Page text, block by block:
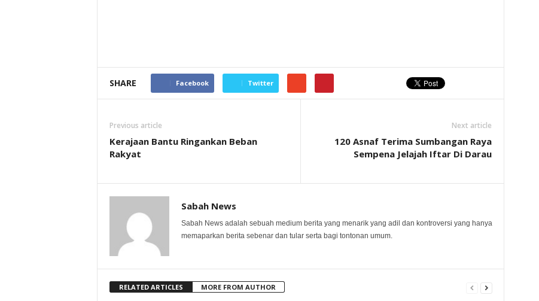
SHARE Facebook Twitter
Previous article
Kerajaan Bantu Ringankan Beban
Rakyat
Next article
120 Asnaf Terima Sumbangan Raya
Sempena Jelajah Iftar Di Darau
Sabah News
Sabah News adalah sebuah medium berita yang menarik yang adil dan kontroversi yang hanya
memaparkan berita sebenar dan tular serta bagi tontonan umum.
RELATED ARTICLES MORE FROM AUTHOR